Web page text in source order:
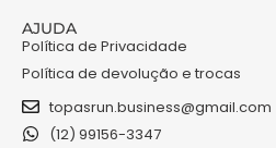
AJUDA
Política de Privacidade
Política de devolução e trocas
topasrun.business@gmail.com
(12) 99156-3347